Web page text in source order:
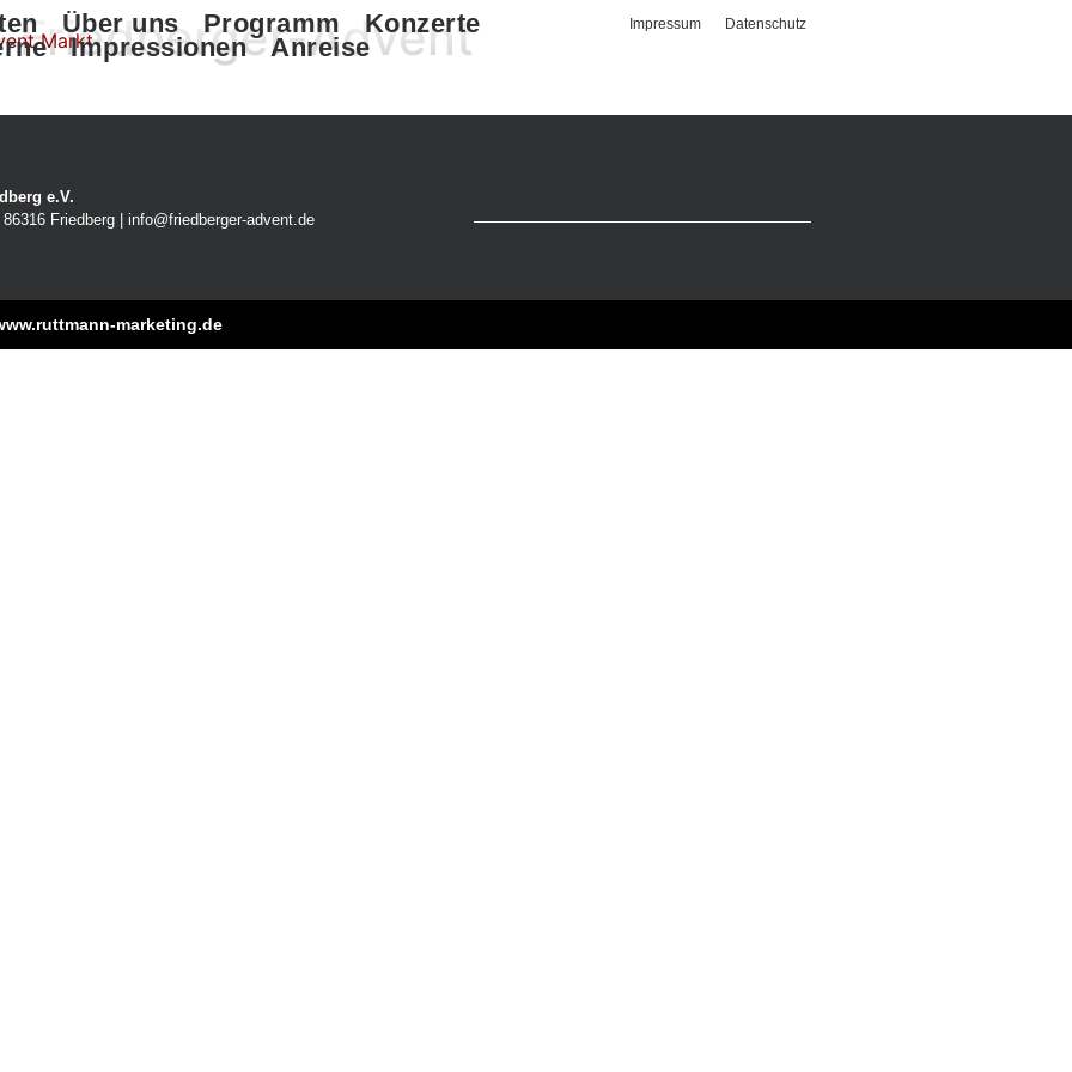
Über uns Programm
Konzerte
Impressionen Anreise
Impressum Datenschutz
Advent
e.V.
Friedberg | info@friedberger-advent.de
marketing.de